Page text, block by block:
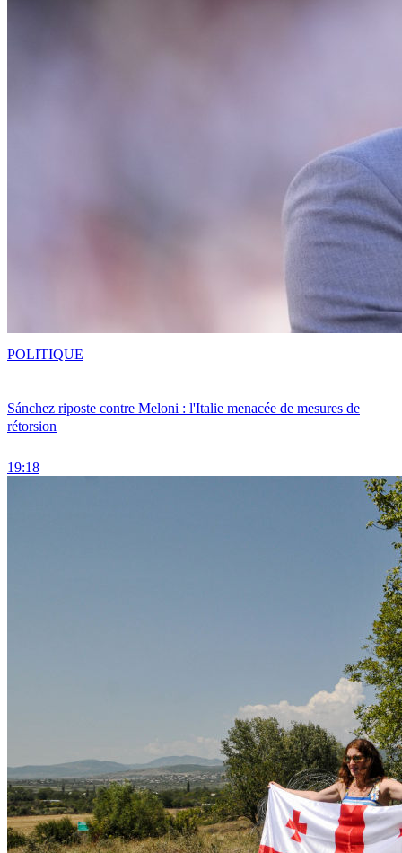
Sánchez riposte contre Meloni : l'Italie menacée de mesures de
rétorsion
19:18
POLITIQUE